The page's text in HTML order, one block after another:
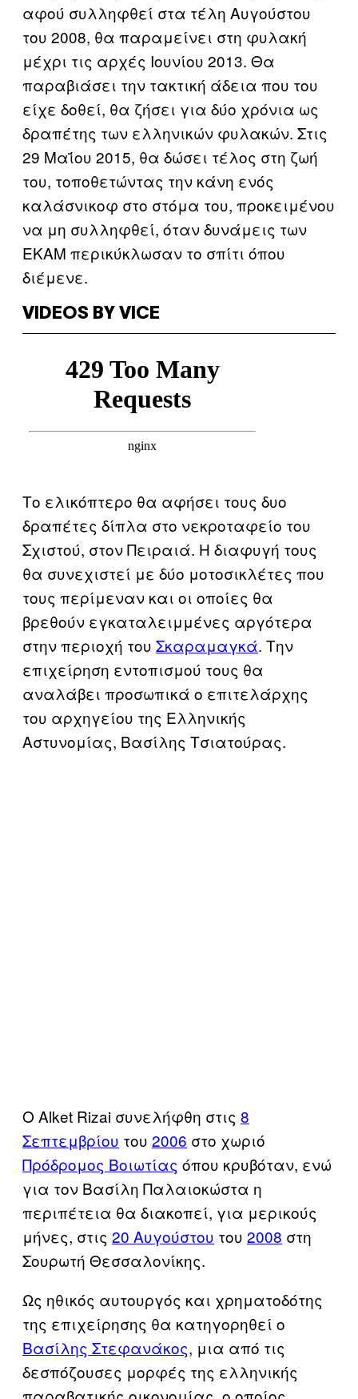
αφού συλληφθεί στα τέλη Αυγούστου
του 2008, θα παραμείνει στη φυλακή
μέχρι τις αρχές Ιουνίου 2013. Θα
παραβιάσει την τακτική άδεια που του
είχε δοθεί, θα ζήσει για δύο χρόνια ως
δραπέτης των ελληνικών φυλακών. Στις
29 Μαΐου 2015, θα δώσει τέλος στη ζωή
του, τοποθετώντας την κάνη ενός
καλάσνικοφ στο στόμα του, προκειμένου
να μη συλληφθεί, όταν δυνάμεις των
ΕΚΑΜ περικύκλωσαν το σπίτι όπου
διέμενε.
VIDEOS BY VICE
Το ελικόπτερο θα αφήσει τους δυο
δραπέτες δίπλα στο νεκροταφείο του
Σχιστού, στον Πειραιά. Η διαφυγή τους
θα συνεχιστεί με δύο μοτοσικλέτες που
τους περίμεναν και οι οποίες θα
βρεθούν εγκαταλειμμένες αργότερα
στην περιοχή του Σκαραμαγκά. Την
επιχείρηση εντοπισμού τους θα
αναλάβει προσωπικά ο επιτελάρχης
του αρχηγείου της Ελληνικής
Αστυνομίας, Βασίλης Τσιατούρας.
Ο Alket Rizai συνελήφθη στις 8
Σεπτεμβρίου του 2006 στο χωριό
Πρόδρομος Βοιωτίας όπου κρυβόταν, ενώ
για τον Βασίλη Παλαιοκώστα η
περιπέτεια θα διακοπεί, για μερικούς
μήνες, στις 20 Αυγούστου του 2008 στη
Σουρωτή Θεσσαλονίκης.
Ως ηθικός αυτουργός και χρηματοδότης
της επιχείρησης θα κατηγορηθεί ο
Βασίλης Στεφανάκος, μια από τις
δεσπόζουσες μορφές της ελληνικής